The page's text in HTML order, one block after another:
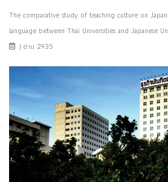
The comparative study of teaching culture on
language between Thai Universities and Japanese
| อ่าน 2935